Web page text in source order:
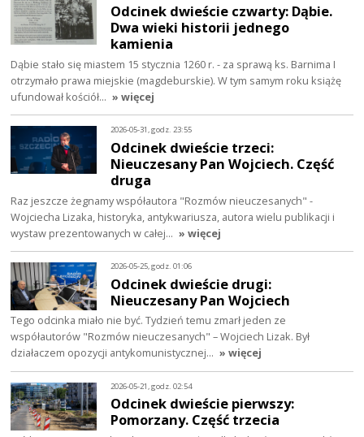
Odcinek dwieście czwarty: Dąbie.
Dwa wieki historii jednego
kamienia
Dąbie stało się miastem 15 stycznia 1260 r. - za sprawą ks. Barnima I
otrzymało prawa miejskie (magdeburskie). W tym samym roku książę
ufundował kościół… » więcej
2026-05-31, godz. 23:55
Odcinek dwieście trzeci:
Nieuczesany Pan Wojciech. Część
druga
Raz jeszcze żegnamy współautora "Rozmów nieuczesanych" -
Wojciecha Lizaka, historyka, antykwariusza, autora wielu publikacji i
wystaw prezentowanych w całej… » więcej
2026-05-25, godz. 01:06
Odcinek dwieście drugi:
Nieuczesany Pan Wojciech
Tego odcinka miało nie być. Tydzień temu zmarł jeden ze
współautorów "Rozmów nieuczesanych" – Wojciech Lizak. Był
działaczem opozycji antykomunistycznej… » więcej
2026-05-21, godz. 02:54
Odcinek dwieście pierwszy:
Pomorzany. Część trzecia